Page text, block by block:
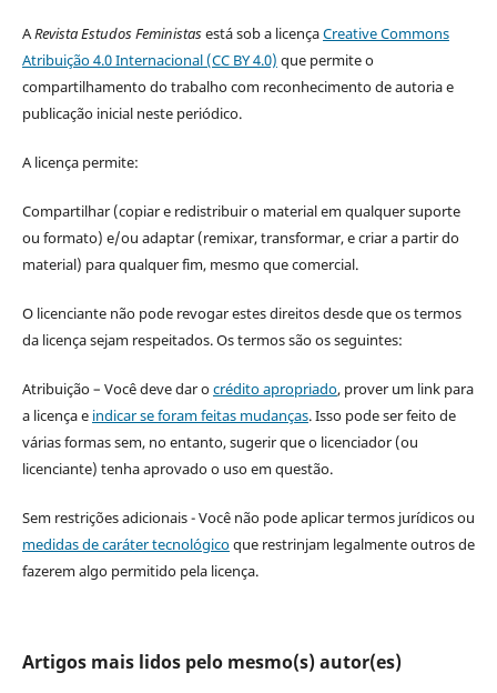
ARevista Estudos Feministasestá sob a licençaCreative Commons
Atribuição 4.0 Internacional (CC BY 4.0) que permite o
compartilhamento do trabalho com reconhecimento de autoria e
publicação inicial neste periódico.
A licença permite:
Compartilhar (copiar e redistribuir o material em qualquer suporte
ou formato) e/ou adaptar (remixar, transformar, e criar a partir do
material) para qualquer fim, mesmo que comercial.
O licenciante não pode revogar estes direitos desde que os termos
da licença sejam respeitados. Os termos são os seguintes:
Atribuição – Você deve dar ocrédito apropriado, prover um link para
a licença e indicar se foram feitas mudanças. Isso pode ser feito de
várias formas sem, no entanto, sugerir que o licenciador (ou
licenciante) tenha aprovado o uso em questão.
Sem restrições adicionais - Você não pode aplicar termos jurídicos ou
medidas de caráter tecnológicoque restrinjam legalmente outros de
fazerem algo permitido pela licença.
Artigos mais lidos pelo mesmo(s) autor(es)